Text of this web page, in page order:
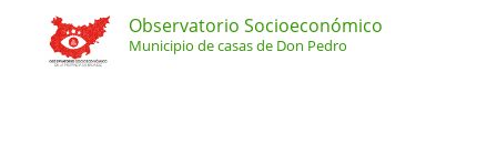
Observatorio Socioeconómico
Municipio de casas de Don Pedro